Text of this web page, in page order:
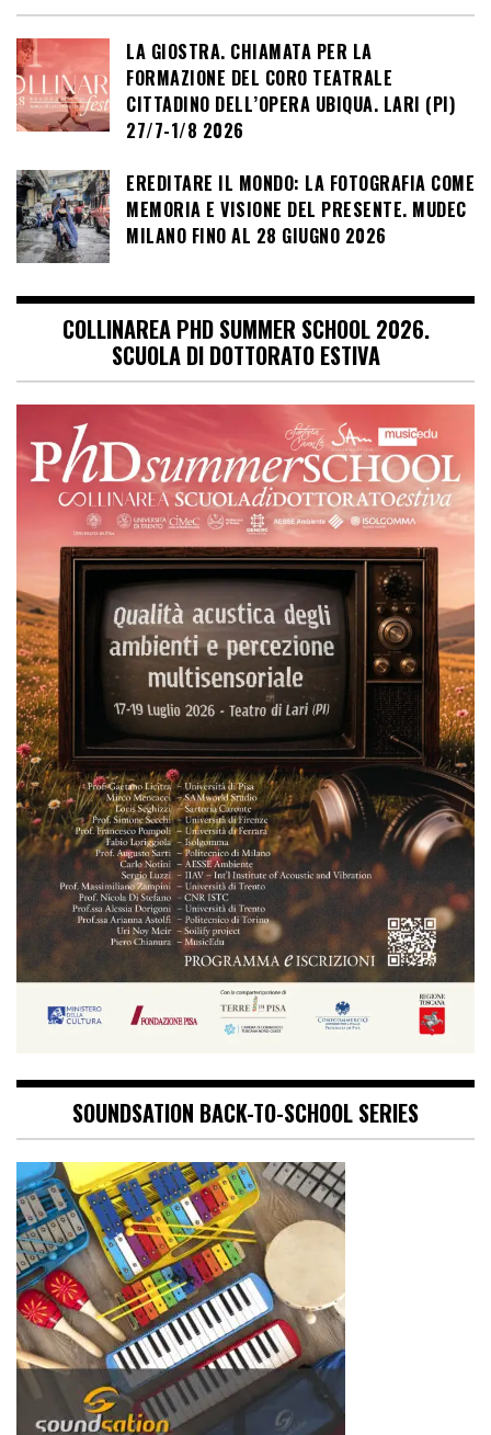
LA GIOSTRA. CHIAMATA PER LA
FORMAZIONE DEL CORO TEATRALE
CITTADINO DELL’OPERA UBIQUA. LARI (PI)
27/7-1/8 2026
EREDITARE IL MONDO: LA FOTOGRAFIA COME
MEMORIA E VISIONE DEL PRESENTE. MUDEC
MILANO FINO AL 28 GIUGNO 2026
COLLINAREA PHD SUMMER SCHOOL 2026.
SCUOLA DI DOTTORATO ESTIVA
SOUNDSATION BACK-TO-SCHOOL SERIES